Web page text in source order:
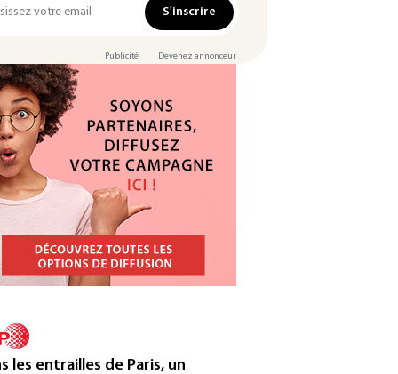
S'inscrire
Publicité Devenez annonceur
les entrailles de Paris, un